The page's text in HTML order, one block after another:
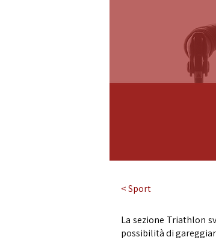
< Sport
La sezione Triathlon
possibilità di